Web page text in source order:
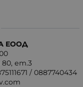
ЕООД
80, ет.3
/ 0887740434